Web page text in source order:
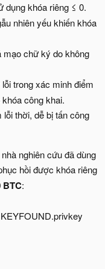
dụng khóa riêng ≤ 0.
nhiên yếu khiến khóa
mạo chữ ký do không
trong xác minh điểm
công khai.
thời, dễ bị tấn công
nghiên cứu đã dùng
hồi được khóa riêng
BTC: